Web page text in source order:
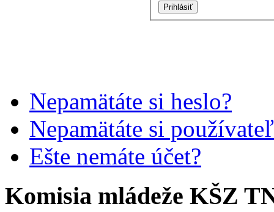
Prihlásiť
Nepamätáte si heslo?
Nepamätáte si
Ešte nemáte účet?
Komisia mládeže KŠZ